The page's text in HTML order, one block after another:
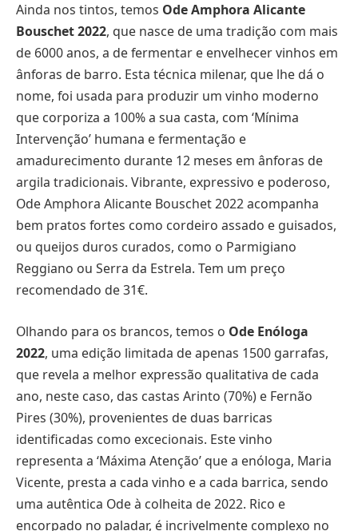
Ainda nos tintos, temos Ode Amphora Alicante
Bouschet 2022, que nasce de uma tradição com mais
de 6000 anos, a de fermentar e envelhecer vinhos em
ânforas de barro. Esta técnica milenar, que lhe dá o
nome, foi usada para produzir um vinho moderno
que corporiza a 100% a sua casta, com ‘Mínima
Intervenção’ humana e fermentação e
amadurecimento durante 12 meses em ânforas de
argila tradicionais. Vibrante, expressivo e poderoso,
Ode Amphora Alicante Bouschet 2022 acompanha
bem pratos fortes como cordeiro assado e guisados,
ou queijos duros curados, como o Parmigiano
Reggiano ou Serra da Estrela. Tem um preço
recomendado de 31€.
Olhando para os brancos, temos o Ode Enóloga
2022, uma edição limitada de apenas 1500 garrafas,
que revela a melhor expressão qualitativa de cada
ano, neste caso, das castas Arinto (70%) e Fernão
Pires (30%), provenientes de duas barricas
identificadas como excecionais. Este vinho
representa a ‘Máxima Atenção’ que a enóloga, Maria
Vicente, presta a cada vinho e a cada barrica, sendo
uma autêntica Ode à colheita de 2022. Rico e
encorpado no paladar, é incrivelmente complexo no